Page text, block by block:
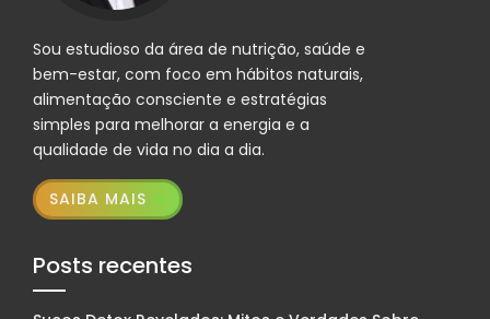
Sou estudioso da área de nutrição, saúde e
bem-estar, com foco em hábitos naturais,
alimentação consciente e estratégias
simples para melhorar a energia e a
qualidade de vida no dia a dia.
SAIBA MAIS
Posts recentes